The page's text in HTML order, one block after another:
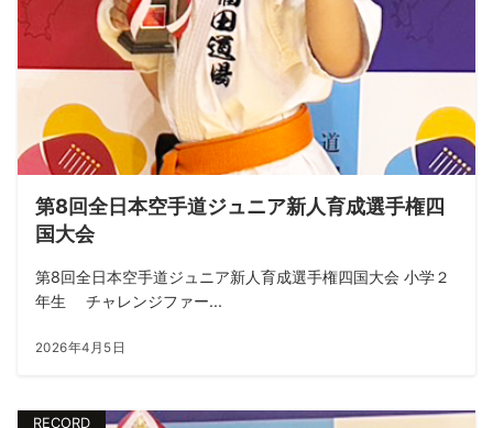
第8回全日本空手道ジュニア新人育成選手権四
国大会
第8回全日本空手道ジュニア新人育成選手権四国大会 小学２
年生 チャレンジファー...
2026年4月5日
RECORD